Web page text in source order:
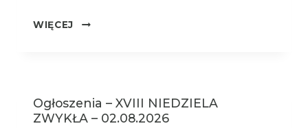
WIĘCEJ
OGŁOSZENIA
Ogłoszenia – XVIII NIEDZIELA
ZWYKŁA – 02.08.2026